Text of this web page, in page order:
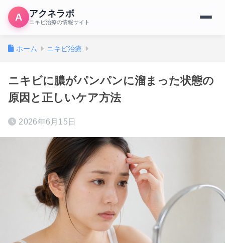
A アクネラボ
ニキビ治療の情報サイト
ホーム ニキビ治療
ニキビに膿がパンパンに溜まった状態の
原因と正しいケア方法
2026年6月15日